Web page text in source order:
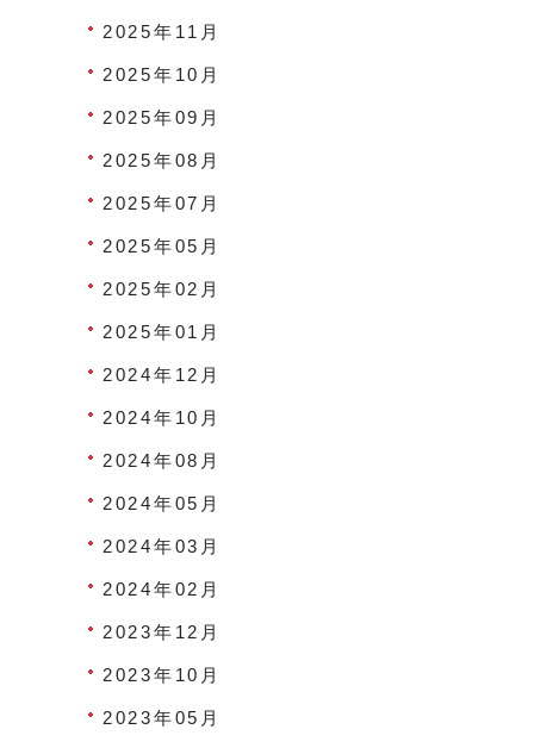
2025年11月
2025年10月
2025年09月
2025年08月
2025年07月
2025年05月
2025年02月
2025年01月
2024年12月
2024年10月
2024年08月
2024年05月
2024年03月
2024年02月
2023年12月
2023年10月
2023年05月